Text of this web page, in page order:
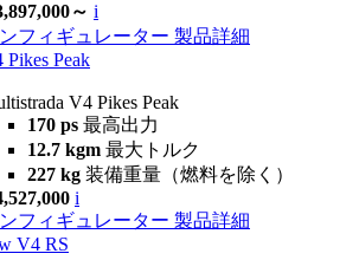
～ i
フィギュレーター 製品詳細
Pikes Peak
V4 Pikes Peak
170 ps 最高出力
12.7 kgm 最大トルク
227 kg 装備重量（燃料を除く）
i
フィギュレーター 製品詳細
V4 RS